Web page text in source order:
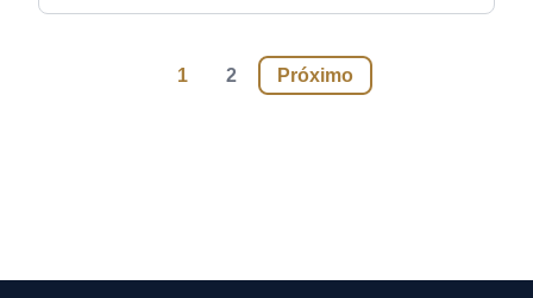
Paginação
1 2 Próximo